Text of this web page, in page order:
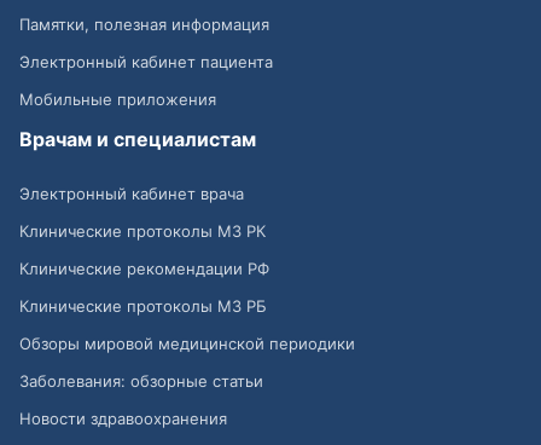
Памятки, полезная информация
Электронный кабинет пациента
Мобильные приложения
Врачам и специалистам
Электронный кабинет врача
Клинические протоколы МЗ РК
Клинические рекомендации РФ
Клинические протоколы МЗ РБ
Обзоры мировой медицинской периодики
Заболевания: обзорные статьи
Новости здравоохранения